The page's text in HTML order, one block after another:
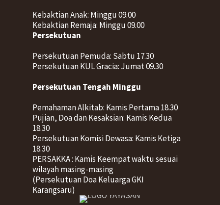
Kebaktian Anak: Minggu 09.00
Kebaktian Remaja: Minggu 09.00
Persekutuan
Persekutuan Pemuda: Sabtu 17.30
Persekutuan KUL Gracia: Jumat 09.30
Persekutuan Tengah Minggu
Pemahaman Alkitab: Kamis Pertama 18.30
Pujian, Doa dan Kesaksian: Kamis Kedua
18.30
Persekutuan Komisi Dewasa: Kamis Ketiga
18.30
PERSAKKA : Kamis Keempat waktu sesuai
wilayah masing-masing
(Persekutuan Doa Keluarga GKI
Karangsaru)